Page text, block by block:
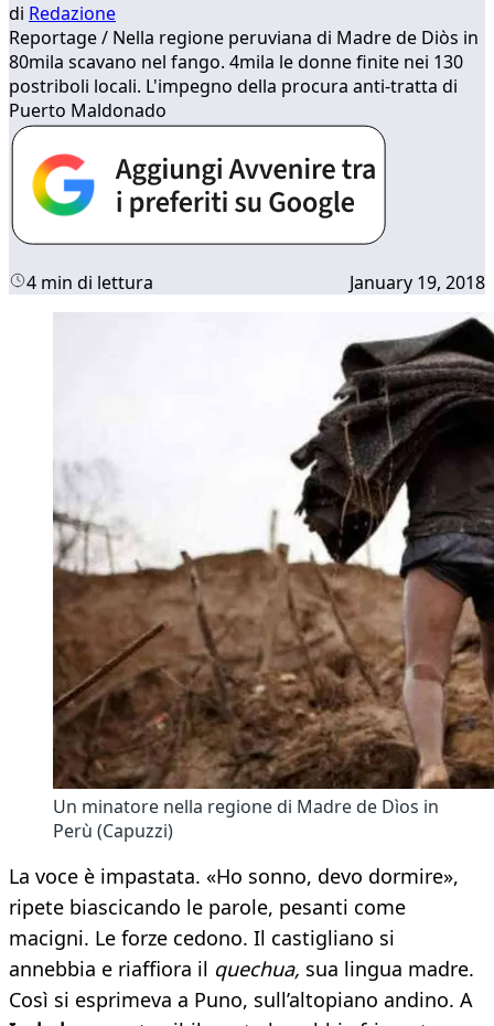
di Redazione
Reportage / Nella regione peruviana di Madre de Diòs in
80mila scavano nel fango. 4mila le donne finite nei 130
postriboli locali. L'impegno della procura anti-tratta di
Puerto Maldonado
4 min di lettura January 19, 2018
Un minatore nella regione di Madre de Dìos in
Perù (Capuzzi)
La voce è impastata. «Ho sonno, devo dormire»,
ripete biascicando le parole, pesanti come
macigni. Le forze cedono. Il castigliano si
annebbia e riaffiora il quechua, sua lingua madre.
Così si esprimeva a Puno, sull’altopiano andino. A